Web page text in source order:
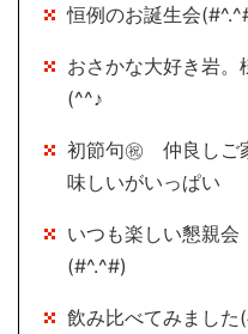
恒例のお誕生会
おさかな大好き岩。
(^^♪
初節句㊗ 仲良しご
味しいがいっぱい
いつも楽しい懇親
(#^.^#)
飲み比べてみまし